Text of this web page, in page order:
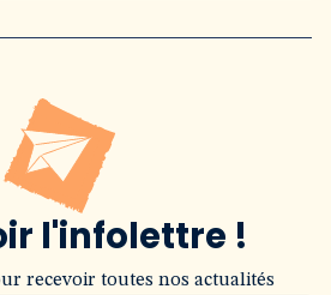
l'infolettre !
recevoir toutes nos actualités